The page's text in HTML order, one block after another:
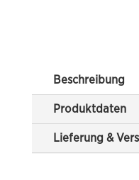
Beschreibung
Produktdaten
Lieferung &